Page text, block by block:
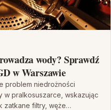
wody? Sprawdź
w Warszawie
problem niedrożności
w pralkosuszarce, wskazując
zatkane filtry, węże